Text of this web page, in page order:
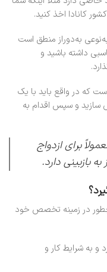
کانادا اخذ کنید.
به‌دوراز منطق است
داشته باشید و
که در واقع باید با یک
سازید و سپس اقدام به
برای ازدواج
بازبینی دارد.
در زمینه تخصص خود
و به شرایط کار و